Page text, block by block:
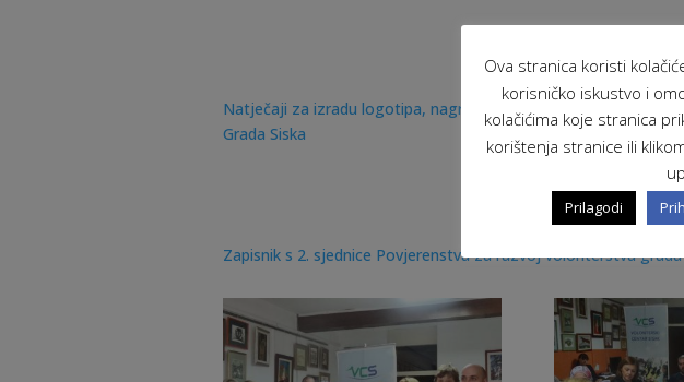
Natječaji za izradu logotipa, nagrade volonterima i
Grada Siska
Zapisnik s 2. sjednice Povjerenstva za razvoj volonterstva grada
Ova stranica koristi
korisničko iskustvo i
kolačićima koje stranica
korištenja stranice ili
Prilagodi